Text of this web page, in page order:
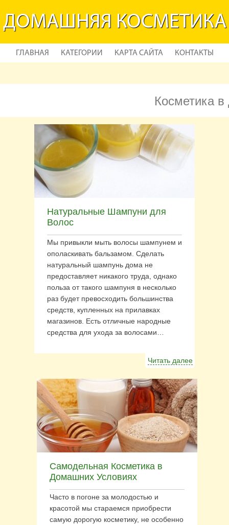
ДОМАШНЯЯ КОСМЕТИКА
ГЛАВНАЯ КАТЕГОРИИ КАРТА САЙТА КОНТАКТЫ
Косметика
Натуральные Шампуни для
Волос
Мы привыкли мыть волосы шампунем и
ополаскивать бальзамом. Сделать
натуральный шампунь дома не
предоставляет никакого труда, однако
польза от такого шампуня в несколько
раз будет превосходить большинства
средств, купленных на прилавках
магазинов. Есть отличные народные
средства для ухода за волосами…
Читать далее
Самодельная Косметика в
Домашних Условиях
Часто в погоне за молодостью и
красотой мы стараемся приобрести
самую дорогую косметику, не особенно